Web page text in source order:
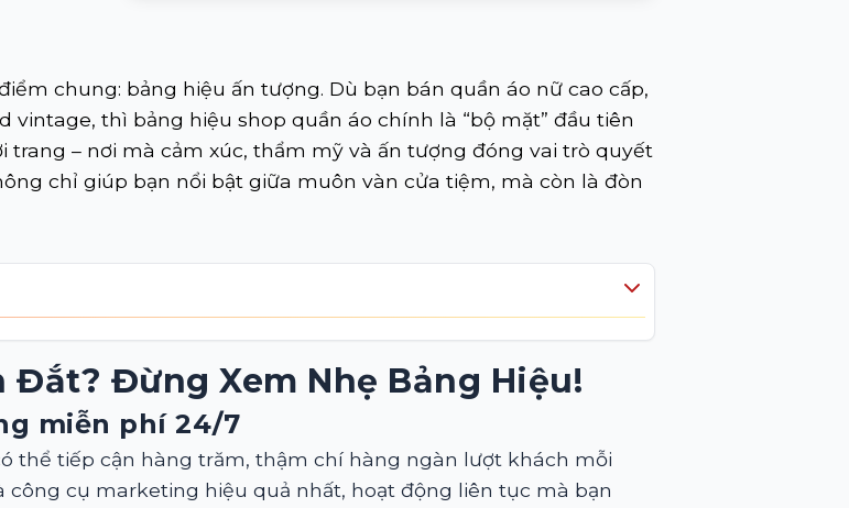
chung: bảng hiệu ấn tượng. Dù bạn bán quần áo nữ cao cấp,
thì bảng hiệu shop quần áo chính là “bộ mặt” đầu tiên
– nơi mà cảm xúc, thẩm mỹ và ấn tượng đóng vai trò quyết
chỉ giúp bạn nổi bật giữa muôn vàn cửa tiệm, mà còn là đòn
Đắt? Đừng Xem Nhẹ Bảng Hiệu!
miễn phí 24/7
thể tiếp cận hàng trăm, thậm chí hàng ngàn lượt khách mỗi
công cụ marketing hiệu quả nhất, hoạt động liên tục mà bạn